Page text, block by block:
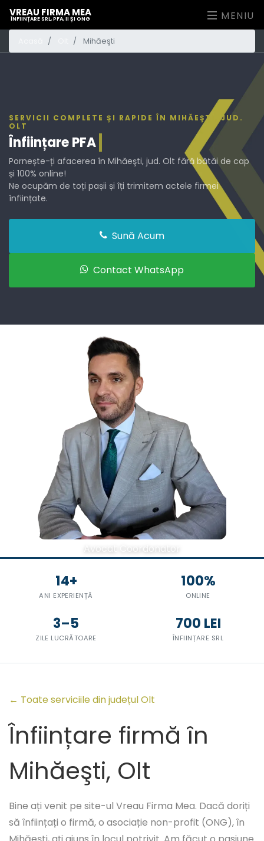
VREAU FIRMA MEA
ÎNFIINȚARE SRL, PFA, II ȘI ONG MENIU
Mihăeşti
SERVICII COMPLETE ȘI RAPIDE ÎN MIHĂEŞTI, JUD.
OLT
ÎnființarePFA
Pornește-ți afacerea în Mihăeşti, jud. Olt fără bătăi de cap
și 100% online!
Ne ocupăm de toți pașii și îți trimitem actele firmei
înființate.
Sună Acum
Contact WhatsApp
Avocat Coordonator
14+
ANI EXPERIENȚĂ
100%
ONLINE
3–5
ZILE LUCRĂTOARE
700 LEI
ÎNFIINȚARE SRL
← Toate serviciile din județul Olt
Înființare firmă în
Mihăeşti, Olt
Bine ați venit pe site-ul Vreau Firma Mea. Dacă doriți
să înființați o firmă, o asociație non-profit (ONG), în